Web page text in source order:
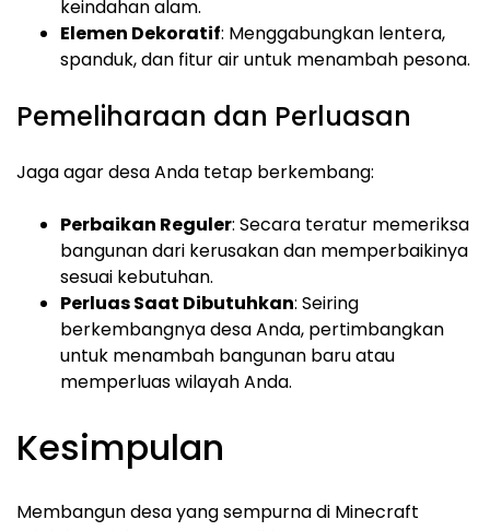
keindahan alam.
Elemen Dekoratif: Menggabungkan lentera,
spanduk, dan fitur air untuk menambah pesona.
Pemeliharaan dan Perluasan
Jaga agar desa Anda tetap berkembang:
Perbaikan Reguler: Secara teratur memeriksa
bangunan dari kerusakan dan memperbaikinya
sesuai kebutuhan.
Perluas Saat Dibutuhkan: Seiring
berkembangnya desa Anda, pertimbangkan
untuk menambah bangunan baru atau
memperluas wilayah Anda.
Kesimpulan
Membangun desa yang sempurna di Minecraft